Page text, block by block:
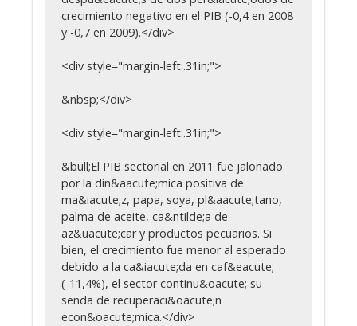
crecimiento negativo en el PIB (-0,4 en 2008
y -0,7 en 2009).</div>
<div style="margin-left:.31in;">
&nbsp;</div>
<div style="margin-left:.31in;">
&bull;El PIB sectorial en 2011 fue jalonado
por la din&aacute;mica positiva de
ma&iacute;z, papa, soya, pl&aacute;tano,
palma de aceite, ca&ntilde;a de
az&uacute;car y productos pecuarios. Si
bien, el crecimiento fue menor al esperado
debido a la ca&iacute;da en caf&eacute;
(-11,4%), el sector continu&oacute; su
senda de recuperaci&oacute;n
econ&oacute;mica.</div>